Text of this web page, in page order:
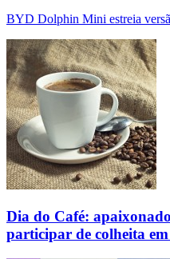
BYD Dolphin Mini estreia
Dia do Café:
participar de colheita